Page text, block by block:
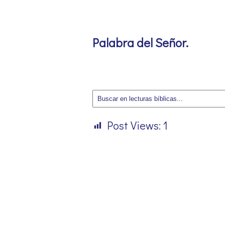
Palabra del Señor.
Post Views: 1